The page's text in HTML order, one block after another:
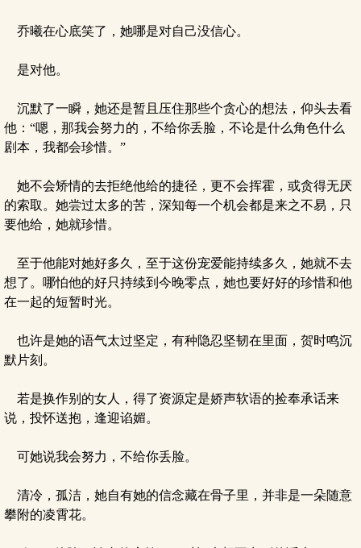
乔曦在心底笑了，她哪是对自己没信心。
是对他。
沉默了一瞬，她还是暂且压住那些个贪心的想法，仰头去看
他：“嗯，那我会努力的，不给你丢脸，不论是什么角色什么
剧本，我都会珍惜。”
她不会矫情的去拒绝他给的捷径，更不会挥霍，或贪得无厌
的索取。她尝过太多的苦，深知每一个机会都是来之不易，只
要他给，她就珍惜。
至于他能对她好多久，至于这份宠爱能持续多久，她就不去
想了。哪怕他的好只持续到今晚零点，她也要好好的珍惜和他
在一起的短暂时光。
也许是她的语气太过坚定，有种隐忍坚韧在里面，贺时鸣沉
默片刻。
若是换作别的女人，得了资源定是娇声软语的捡奉承话来
说，投怀送抱，逢迎谄媚。
可她说我会努力，不给你丢脸。
清冷，孤洁，她自有她的信念藏在骨子里，并非是一朵随意
攀附的凌霄花。